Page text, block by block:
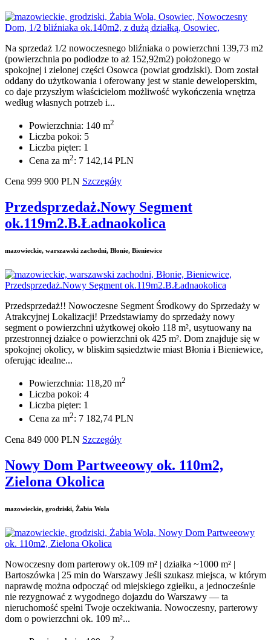
Na sprzedaż 1/2 nowoczesnego bliźniaka o powierzchni 139,73 m2
(powierzchnia po podłodze to aż 152,92m2) położonego w
spokojnej i zielonej części Osowca (powiat grodziski). Dom został
oddany do użytkowania i oferowany jest w stanie deweloperskim,
co daje przyszłym właścicielom możliwość wykończenia wnętrza
według własnych potrzeb i...
Powierzchnia: 140 m2
Liczba pokoi: 5
Liczba pięter: 1
Cena za m2: 7 142,14 PLN
Cena 999 900 PLN Szczegóły
Przedsprzedaż.Nowy Segment
ok.119m2.B.Ładnaokolica
mazowieckie, warszawski zachodni, Błonie, Bieniewice
Przedsprzedaż!! Nowoczesne Segment Środkowy do Sprzedaży w
Atrakcyjnej Lokalizacji! Przedstawiamy do sprzedaży nowy
segment o powierzchni użytkowej około 118 m², usytuowany na
przestronnej działce o powierzchni ok 425 m². Dom znajduje się w
spokojnej okolicy, w bliskim sąsiedztwie miast Błonia i Bieniewice,
oferując idealne...
Powierzchnia: 118,20 m2
Liczba pokoi: 4
Liczba pięter: 1
Cena za m2: 7 182,74 PLN
Cena 849 000 PLN Szczegóły
Nowy Dom Partweeowy ok. 110m2,
Zielona Okolica
mazowieckie, grodziski, Żabia Wola
Nowoczesny dom parterowy ok.109 m² | działka ~1000 m² |
Bartoszówka | 25 min do Warszawy Jeśli szukasz miejsca, w którym
naprawdę można odpocząć od miejskiego zgiełku, a jednocześnie
nie rezygnować z wygodnego dojazdu do Warszawy — ta
nieruchomość spełni Twoje oczekiwania. Nowoczesny, parterowy
dom o powierzchni ok. 109 m²...